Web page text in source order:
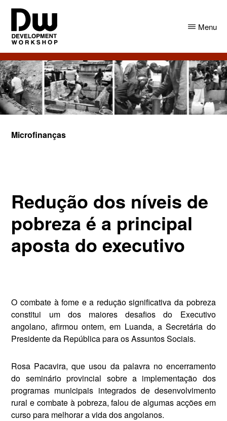
Skip
main
content
Skip
primary
sidebar
DW
Angola
Development
Workshop
Angola
Menu
Microfinanças
Redução dos níveis de
pobreza é a principal
aposta do executivo
O combate à fome e a redução significativa da pobreza
constitui um dos maiores desafios do Exe­cutivo
angolano, afirmou ontem, em Luanda, a Secretária do
Pre­sidente da República para os As­suntos Sociais.
Rosa Pacavira, que usou da pala­vra no encerramento
do seminário provincial sobre a implementação dos
programas municipais integra­dos de desenvolvimento
rural e combate à pobreza, falou de algu­mas acções em
curso para melhorar a vida dos angolanos.